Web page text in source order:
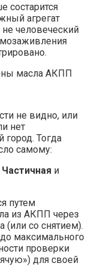
состарится
агрегат
человеческий
не видно, или
нет
город. Тогда
самому:
Частичная и
путем
из АКПП через
(или со снятием).
максимального
проверки
для своей